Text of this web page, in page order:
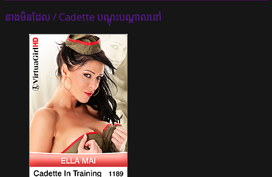
នាងមិនដែល / Cadette បណ្តុះបណ្តាលនៅ